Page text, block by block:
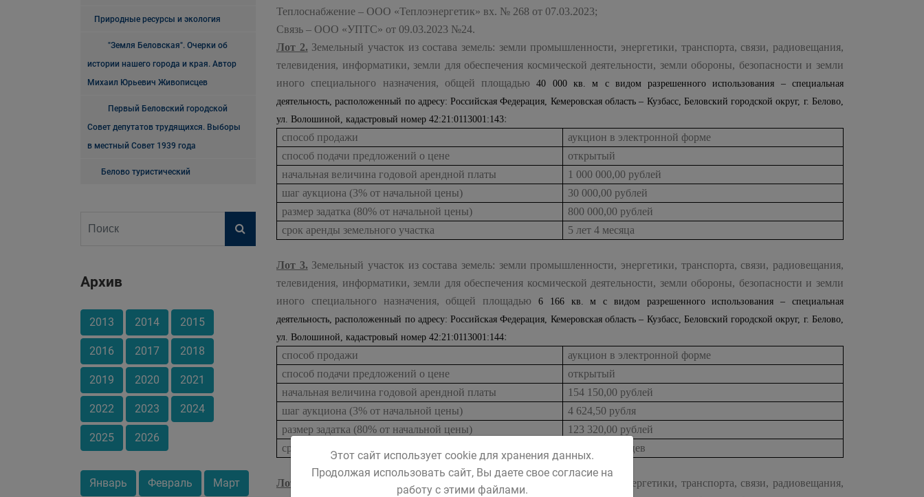
Природные ресурсы и экология
"Земля Беловская". Очерки об
истории нашего города и края. Автор
Михаил Юрьевич Живописцев
Первый Беловский городской
Совет депутатов трудящихся. Выборы
в местный Совет 1939 года
Белово туристический
Архив
2013 2014 2015
2016 2017 2018
2019 2020 2021
2022 2023 2024
2025 2026
Январь Февраль Март
Теплоснабжение – ООО «Теплоэнергетик» вх. № 268 от 07.03.2023;
Связь – ООО «УПТС» от 09.03.2023 №24.
Лот 2. Земельный участок из состава земель: земли промышленности, энергетики, транспорта, связи, радиовещания,
телевидения, информатики, земли для обеспечения космической деятельности, земли обороны, безопасности и земли
иного специального назначения, общей площадью40 000 кв. м с видом разрешенного использования – специальная
деятельность, расположенный по адресу: Российская Федерация, Кемеровская область – Кузбасс, Беловский городской округ, г. Белово,
ул. Волошиной, кадастровый номер 42:21:0113001:143:
способ продажи
аукцион в электронной форме
способ подачи предложений о цене
открытый
начальная величина годовой арендной платы
1 000 000,00 рублей
шаг аукциона (3% от начальной цены)
30 000,00 рублей
размер задатка (80% от начальной цены)
800 000,00 рублей
срок аренды земельного участка
5 лет 4 месяца
Лот 3. Земельный участок из состава земель: земли промышленности, энергетики, транспорта, связи, радиовещания,
телевидения, информатики, земли для обеспечения космической деятельности, земли обороны, безопасности и земли
иного специального назначения, общей площадью 6 166 кв. м с видом разрешенного использования – специальная
деятельность, расположенный по адресу: Российская Федерация, Кемеровская область – Кузбасс, Беловский городской округ, г. Белово,
ул. Волошиной, кадастровый номер 42:21:0113001:144:
способ продажи
аукцион в электронной форме
способ подачи предложений о цене
открытый
начальная величина годовой арендной платы
154 150,00 рублей
шаг аукциона (3% от начальной цены)
4 624,50 рубля
размер задатка (80% от начальной цены)
123 320,00 рублей
срок аренды земельного участка
2 года 9 месяцев
Лот 4.
Земельный участок из состава земель: земли промышленности, энергетики, транспорта, связи, радиовещания,
Этот сайт использует cookie для хранения данных.
Продолжая использовать сайт, Вы даете свое согласие на
работу с этими файлами.